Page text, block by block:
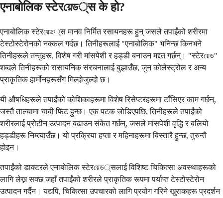
एनाबोलिक स्टेरয়েড्स के हो?
एनाबोलिक स्टेरয়েড्स मानव निर्मित रसायनहरू हुन् जसले तपाईंको शरीरमा
टेस्टोस्टेरोनको नक्कल गर्दछ। तिनीहरूलाई "एनाबोलिक" भनिन्छ किनभने
तिनीहरूले तन्तुहरू, विशेष गरी मांसपेशी र हड्डी बनाउन मद्दत गर्छन्। "स्टेरয়েড"
शब्दले तिनीहरूको रासायनिक संरचनालाई बुझाउँछ, जुन कोलेस्ट्रोल र अन्य
प्राकृतिक हार्मोनहरूसँग मिल्दोजुल्दो छ।
यी औषधिहरूले तपाईंको कोशिकाहरूमा विशेष रिसेप्टरहरूमा टाँसिएर काम गर्छन्,
जस्तै ताल्चामा चाबी फिट हुन्छ। एक पटक जोडिएपछि, तिनीहरूले तपाईंको
शरीरलाई प्रोटीन उत्पादन बढाउन संकेत गर्छन्, जसले मांसपेशी वृद्धि र बलियो
हड्डीहरू निम्त्याउँछ। यो प्रक्रिया हप्ता र महिनाहरूमा बिस्तारै हुन्छ, तुरुन्तै
होइन।
तपाईंको डाक्टरले एनाबोलिक स्टेरয়েড्सलाई विशिष्ट चिकित्सा अवस्थाहरूको
लागि लेख्न सक्छ जहाँ तपाईंको शरीरले प्राकृतिक रूपमा पर्याप्त टेस्टोस्टेरोन
उत्पादन गर्दैन। यद्यपि, चिकित्सा उपचारको लागि प्रयोग गरिने खुराकहरू प्रदर्शन